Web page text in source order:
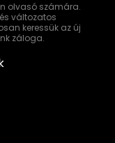
olvasó számára.
változatos
keressük az új
záloga.